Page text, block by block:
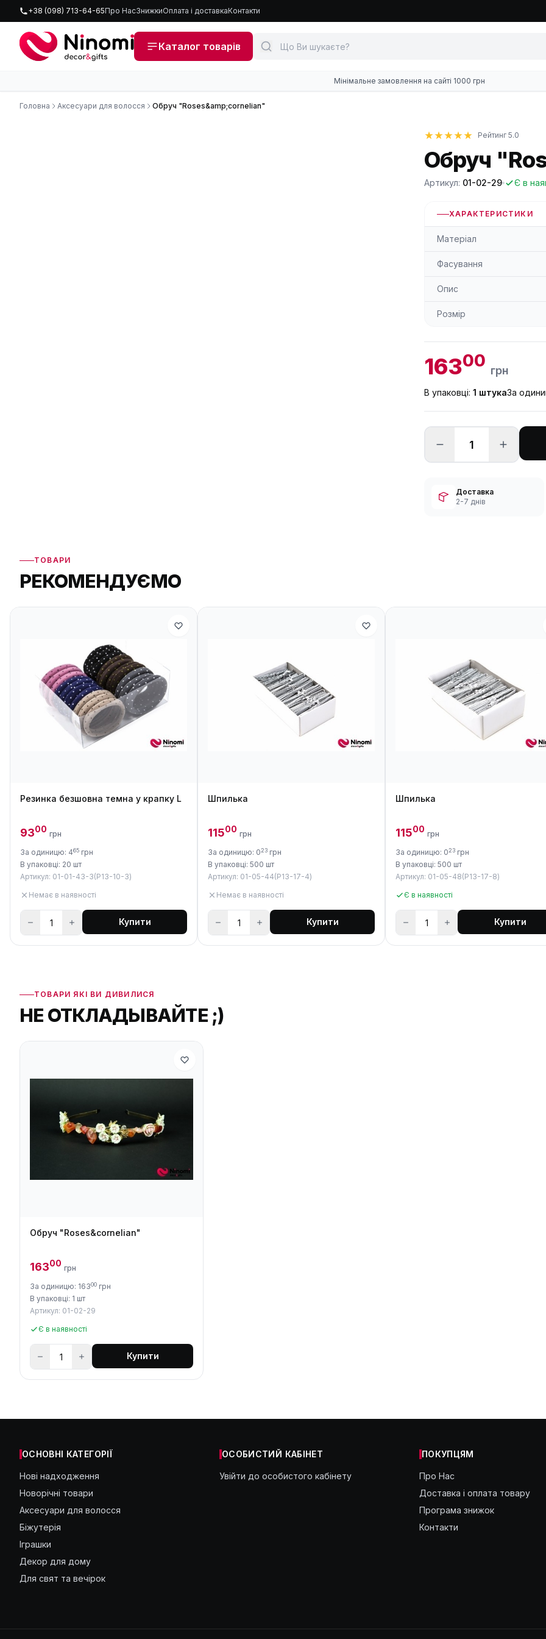
+38 (098) 713-64-65Про НасЗнижкиОплата і доставкаКонтакти
Каталог товарів
Мінімальне замовлення на сайті 1000 грн
Головна Аксесуари для волосся Обруч "Roses&amp;cornelian"
Рейтинг 5.0
Обруч
Артикул: 01-02-29 Є в
ХАРАКТЕРИСТИКИ
Матеріал
Фасування
Опис
Розмір
16300 грн
В упаковці: 1 штукаЗа
Доставка
2-7 днів
ТОВАРИ
РЕКОМЕНДУЄМО
Резинка безшовна темна у крапку L
9300 грн
За одиницю: 465 грн
В упаковці: 20 шт
Артикул: 01-01-43-3(P13-10-3)
Немає в наявності
Купити
Шпилька
11500 грн
За одиницю: 023 грн
В упаковці: 500 шт
Артикул: 01-05-44(P13-17-4)
Немає в наявності
Купити
Шпилька
11500 грн
За одиницю: 023 грн
В упаковці: 500 шт
Артикул: 01-05-48(P13-17-8)
Є в наявності
Купити
ТОВАРИ ЯКІ ВИ ДИВИЛИСЯ
НЕ ОТКЛАДЫВАЙТЕ ;)
Обруч "Roses&cornelian"
16300 грн
За одиницю: 16300 грн
В упаковці: 1 шт
Артикул: 01-02-29
Є в наявності
Купити
ОСНОВНІ КАТЕГОРІЇ
Нові надходження
Новорічні товари
Аксесуари для волосся
Біжутерія
Іграшки
Декор для дому
Для свят та вечірок
ОСОБИСТИЙ КАБІНЕТ
Увійти до особистого кабінету
ПОКУПЦЯМ
Про Нас
Доставка і оплата товару
Програма знижок
Контакти